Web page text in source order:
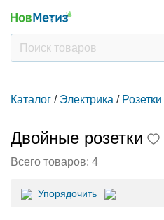
Каталог / Электрика /
Двойные розетки
Всего товаров: 4
Упорядочить